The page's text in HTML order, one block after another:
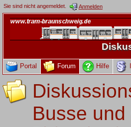
Sie sind nicht angemeldet. Anmelden
Portal Forum Hilfe
Busse und